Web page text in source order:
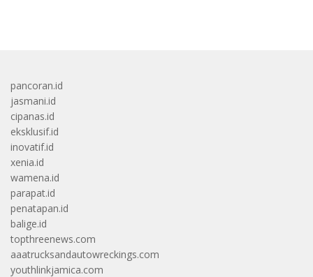
pancoran.id
jasmani.id
cipanas.id
eksklusif.id
inovatif.id
xenia.id
wamena.id
parapat.id
penatapan.id
balige.id
topthreenews.com
aaatrucksandautowreckings.com
youthlinkjamica.com